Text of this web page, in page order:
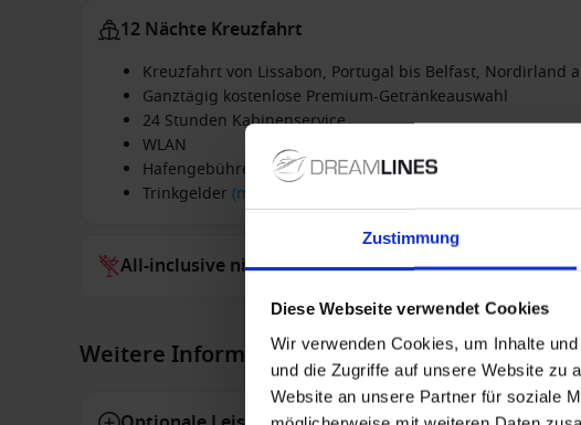
Zustimmung
Diese Webseite verwendet Cookies
Wir verwenden Cookies, um Inhalte
und die Zugriffe auf unsere Website zu
Website an unsere Partner für soziale
12 Nächte Kreuzfahrt
Kreuzfahrt von Lissabon, Portugal bis Belfast, Nordirland
Ganztägig kostenlose Premium-Getränkeauswahl
24 Stunden Kabinenservice
WLAN
Hafengebühren
Trinkgelder(mehr Details)
All-inclusive nicht inbegriffen
Weitere Informationen